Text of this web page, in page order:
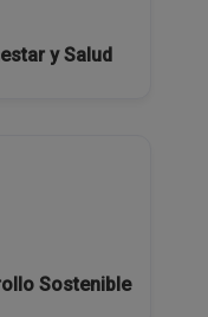
y Salud
Sostenible